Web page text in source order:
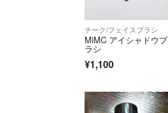
チーク/フェイスブラシ
MiMC アイシャドウブ
ラシ
¥1,100